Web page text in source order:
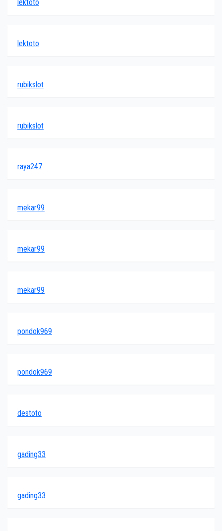
lektoto
lektoto
rubikslot
rubikslot
raya247
mekar99
mekar99
mekar99
pondok969
pondok969
destoto
gading33
gading33